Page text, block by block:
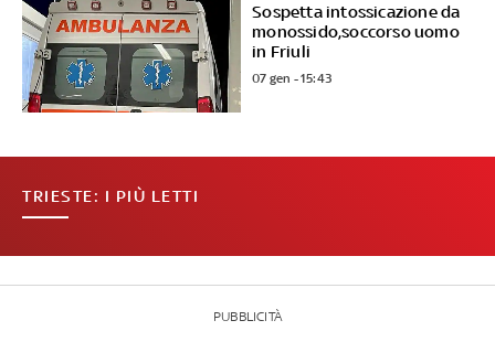
Sospetta intossicazione da
monossido,soccorso uomo
in Friuli
07 gen - 15:43
TRIESTE: I PIÙ LETTI
PUBBLICITÀ